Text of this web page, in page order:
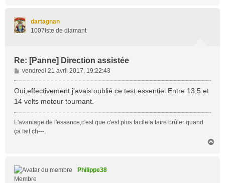
dartagnan
1007iste de diamant
Re: [Panne] Direction assistée
M
e
s
s
e
vendredi 21 avril 2017, 19:22:43
Oui,effectivement j'avais oublié ce test essentiel.Entre 13,5 et
14 volts moteur tournant.
L'avantage de l'essence,c'est que c'est plus facile a faire brûler quand
ça fait ch---.
Philippe38
Membre